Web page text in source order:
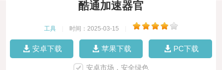
酷通加速器官
工具 时间：2025-03-15
安卓下载 苹果下载 PC下载
安卓市场，安全绿色